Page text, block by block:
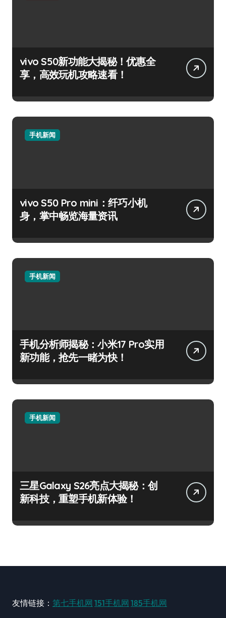
vivo S50新功能大揭秘！优惠全
享，高效玩机攻略速看！
手机新闻
vivo S50 Pro mini：纤巧小机
身，掌中畅览海量资讯
手机新闻
手机分析师揭秘：小米17 Pro实用
新功能，抢先一睹为快！
手机新闻
三星Galaxy S26亮点大揭秘：创
新科技，重塑手机新体验！
友情链接： 第七手机网 151手机网 185手机网